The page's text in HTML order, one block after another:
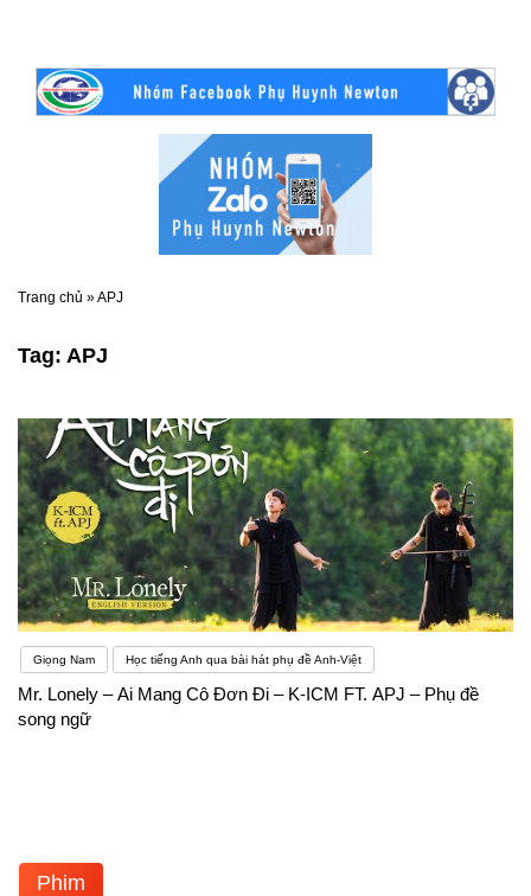
Trang chủ »APJ
Tag: APJ
Giọng Nam Học tiếng Anh qua bài hát phụ đề Anh-Việt
Mr. Lonely – Ai Mang Cô Đơn Đi – K-ICM FT. APJ – Phụ đề
song ngữ
Phim